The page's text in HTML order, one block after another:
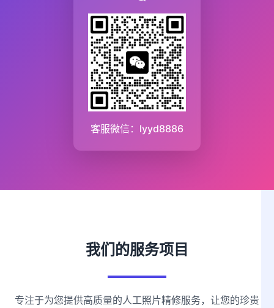
客服微信：lyyd8886
我们的服务项目
专注于为您提供高质量的人工照片精修服务，让您的珍贵